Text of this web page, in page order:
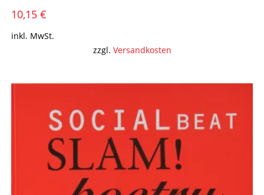
10,15 €
inkl. MwSt.
zzgl. Versandkosten